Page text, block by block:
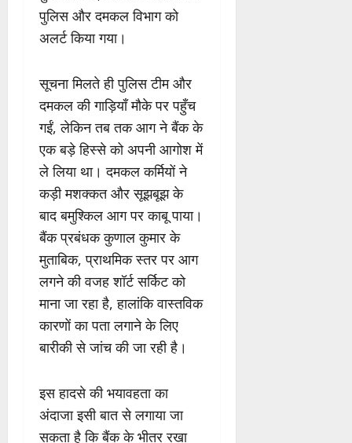
पुलिस और दमकल विभाग को
अलर्ट किया गया।
सूचना मिलते ही पुलिस टीम और
दमकल की गाड़ियाँ मौके पर पहुँच
गईं, लेकिन तब तक आग ने बैंक के
एक बड़े हिस्से को अपनी आगोश में
ले लिया था। दमकल कर्मियों ने
कड़ी मशक्कत और सूझबूझ के
बाद बमुश्किल आग पर काबू पाया।
बैंक प्रबंधक कुणाल कुमार के
मुताबिक, प्राथमिक स्तर पर आग
लगने की वजह शॉर्ट सर्किट को
माना जा रहा है, हालांकि वास्तविक
कारणों का पता लगाने के लिए
बारीकी से जांच की जा रही है।
इस हादसे की भयावहता का
अंदाजा इसी बात से लगाया जा
सकता है कि बैंक के भीतर रखा